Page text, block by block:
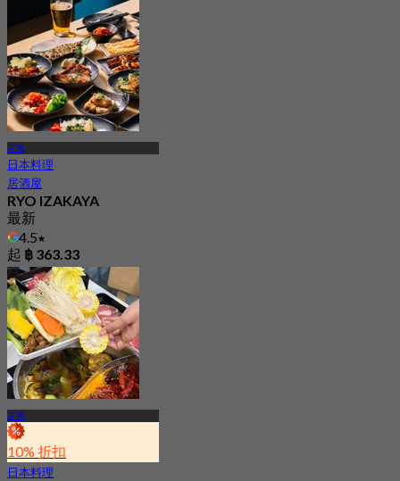
起฿ 690
罗勇
日本料理
居酒屋
RYO IZAKAYA
最新
4.5
起 ฿ 363.33
罗勇
10% 折扣
日本料理